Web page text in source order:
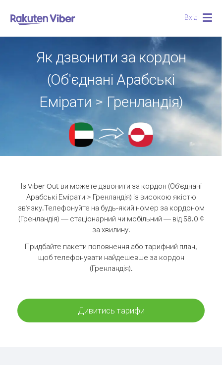
Вхід
Як дзвонити за кордон
(Об'єднані Арабські
Емірати > Гренландія)
Із Viber Out ви можете дзвонити за кордон (Об'єднані
Арабські Емірати > Гренландія) із високою якістю
зв'язку.Телефонуйте на будь-який номер за кордоном
(Гренландія) — стаціонарний чи мобільний — від 58.0 ¢
за хвилину.
Придбайте пакети поповнення або тарифний план,
щоб телефонувати найдешевше за кордон
(Гренландія).
Дивитись тарифи